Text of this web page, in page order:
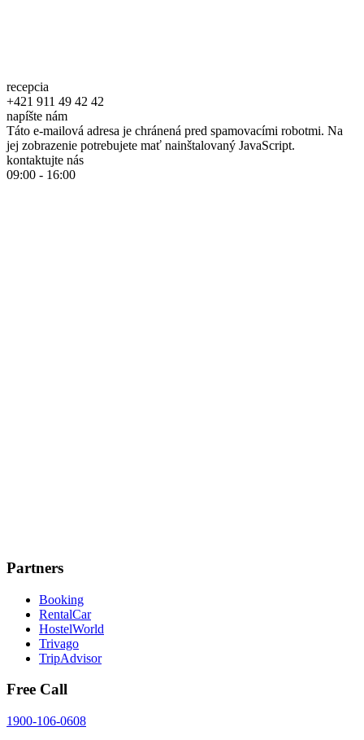
recepcia
+421 911 49 42 42
napíšte nám
Táto e-mailová adresa je chránená pred spamovacími robotmi. Na
jej zobrazenie potrebujete mať nainštalovaný JavaScript.
kontaktujte nás
09:00 - 16:00
Partners
Booking
RentalCar
HostelWorld
Trivago
TripAdvisor
Free Call
1900-106-0608